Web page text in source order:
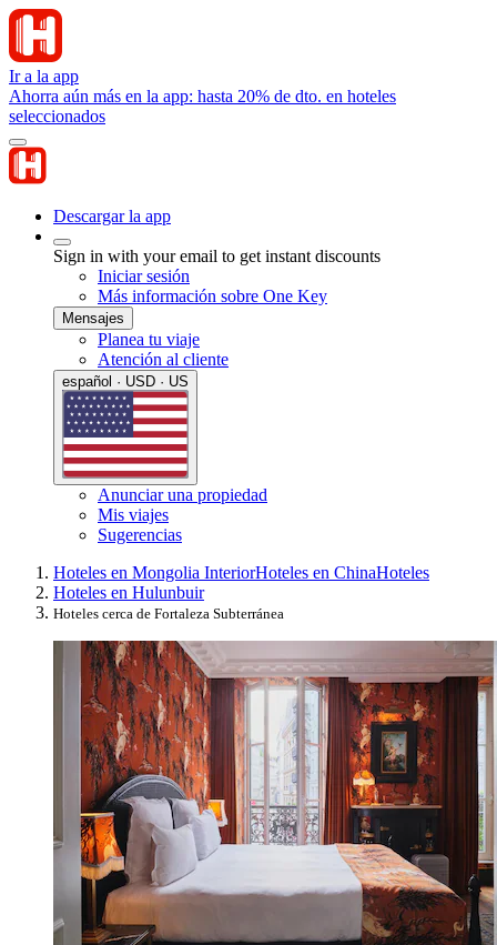
Ir a la app
Ahorra aún más en la app: hasta 20% de dto. en hoteles
seleccionados
Descargar la app
Sign in with your email to get instant discounts
Iniciar sesión
Más información sobre One Key
Mensajes
Planea tu viaje
Atención al cliente
español · USD · US
Anunciar una propiedad
Mis viajes
Sugerencias
Hoteles en Mongolia InteriorHoteles en ChinaHoteles
Hoteles en Hulunbuir
Hoteles cerca de Fortaleza Subterránea